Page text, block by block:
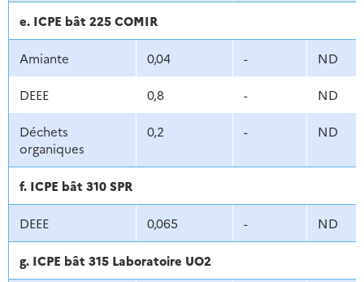
e. ICPE bât 225 COMIR
Amiante 0,04 - ND
DEEE 0,8 - ND
Déchets
organiques
0,2 - ND
f. ICPE bât 310 SPR
DEEE 0,065 - ND
g. ICPE bât 315 Laboratoire UO2